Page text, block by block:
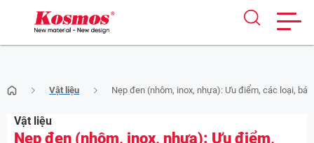
to
content
Vật liệu Nẹp đen (nhôm, inox, nhựa): Ưu điểm, các loại,
Vật liệu
Nẹp đen (nhôm, inox, nhựa): Ưu điểm,